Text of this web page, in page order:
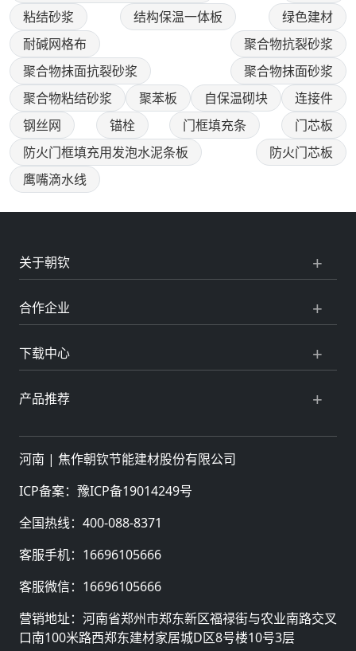
粘结砂浆
结构保温一体板
绿色建材
耐碱网格布
聚合物抗裂砂浆
聚合物抹面抗裂砂浆
聚合物抹面砂浆
聚合物粘结砂浆
聚苯板 自保温砌块
连接件
钢丝网
锚栓 门框填充条
门芯板
防火门框填充用发泡水泥条板
防火门芯板
鹰嘴滴水线
关于朝钦
合作企业
下载中心
产品推荐
河南 | 焦作朝钦节能建材股份有限公司
ICP备案： 豫ICP备19014249号
全国热线： 400-088-8371
客服手机： 16696105666
客服微信： 16696105666
营销地址：河南省郑州市郑东新区福禄街与农业南路交叉
口南100米路西郑东建材家居城D区8号楼10号3层